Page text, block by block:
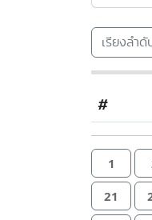
เรียงลำดั
#
1
21